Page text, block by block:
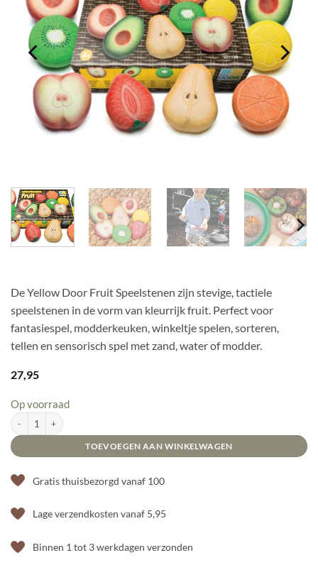
De Yellow Door Fruit Speelstenen zijn stevige, tactiele
speelstenen in de vorm van kleurrijk fruit. Perfect voor
fantasiespel, modderkeuken, winkeltje spelen, sorteren,
tellen en sensorisch spel met zand, water of modder.
27,95
Op voorraad
Yellow Door Fruit Speelstenen aantal
TOEVOEGEN AAN WINKELWAGEN
Gratis thuisbezorgd vanaf 100
Lage verzendkosten vanaf 5,95
Binnen 1 tot 3 werkdagen verzonden